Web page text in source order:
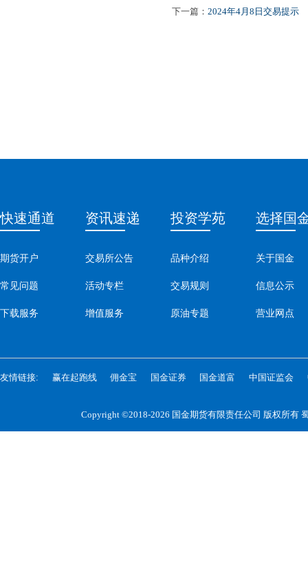
下一篇： 2024年4月8日交易提示
快速通道
期货开户
常见问题
下载服务
资讯速递
交易所公告
活动专栏
增值服务
投资学苑
品种介绍
交易规则
原油专题
选择国
关于国金
信息公示
营业网点
友情链接: 赢在起跑线 佣金宝 国金证券 国金道富 中国证监会
Copyright ©2018-2026 国金期货有限责任公司 版权所有